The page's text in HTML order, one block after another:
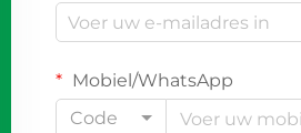
Mobiel/WhatsApp
Code